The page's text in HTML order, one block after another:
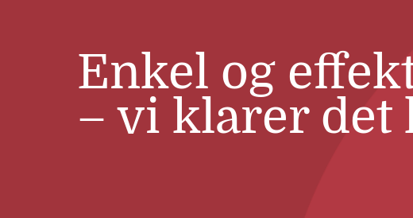
Enkel og
– vi klarer det